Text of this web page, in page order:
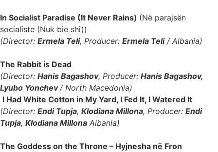
In Socialist Paradise (It Never Rains) (Në parajsën
socialiste (Nuk bie shi))
(Director: Ermela Teli, Producer: Ermela Teli/ Albania)
The Rabbit is Dead
(Director: Hanis Bagashov, Producer: Hanis Bagashov,
Lyubo Yonchev/ North Macedonia)
I Had White Cotton in My Yard, I Fed It, I Watered It
(Director: Endi Tupja, Klodiana Millona, Producer: Endi
Tupja, Klodiana Millona Albania)
The Goddess on the Throne – Hyjnesha në Fron